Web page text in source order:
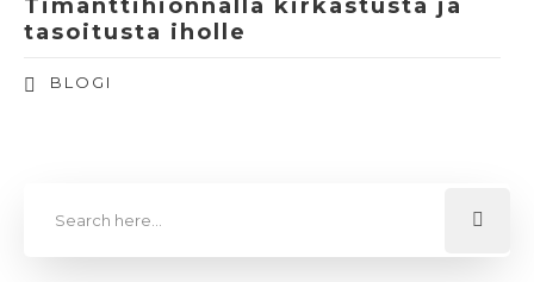
Timanttihionnalla kirkastusta ja
tasoitusta iholle
BLOGI